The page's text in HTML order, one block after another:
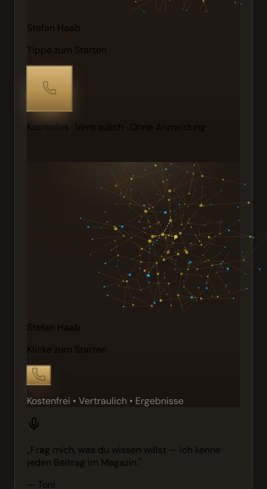
Stefan Haab
Tippe zum Starten
Kostenlos · Vertraulich · Ohne Anmeldung
Stefan Haab
Klicke zum Starten
Kostenfrei • Vertraulich • Ergebnisse
„Frag mich, was du wissen willst — ich kenne
jeden Beitrag im Magazin."
— Toni